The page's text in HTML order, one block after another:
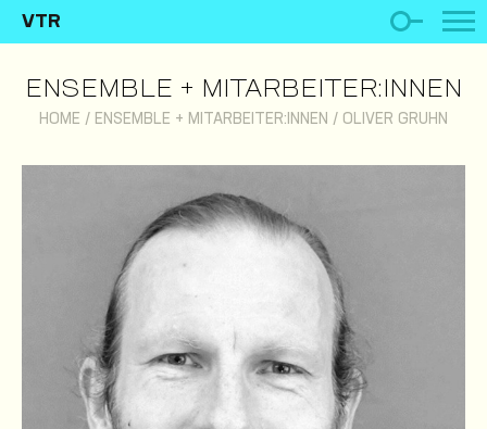
VTR
ENSEMBLE + MITARBEITER:INNEN
HOME / ENSEMBLE + MITARBEITER:INNEN / OLIVER GRUHN